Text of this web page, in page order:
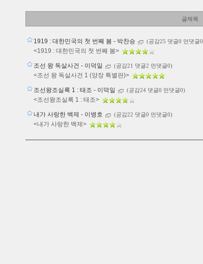
글제목
1919 : 대한민국의 첫 번째 봄 - 박찬승 (공감25 댓글0 먼댓글
<1919 : 대한민국의 첫 번째 봄>
조선 왕 독살사건 - 이덕일 (공감21 댓글2 먼댓글0)
<조선 왕 독살사건 1 (양장 특별판)>
조선왕조실록 1 : 태조 - 이덕일 (공감24 댓글0 먼댓글0)
<조선왕조실록 1 : 태조>
내가 사랑한 백제 - 이병호 (공감22 댓글0 먼댓글0)
<내가 사랑한 백제>